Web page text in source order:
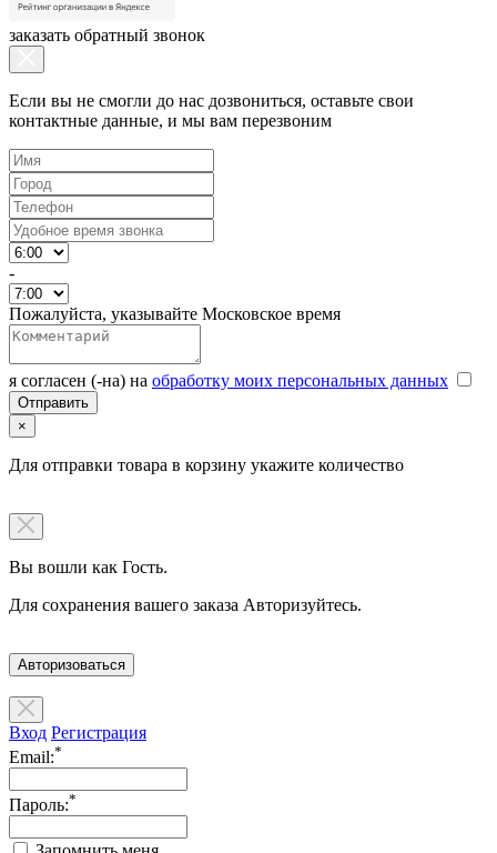
заказать обратный звонок
Если вы не смогли до нас дозвониться, оставьте свои
контактные данные, и мы вам перезвоним
-
Пожалуйста, указывайте Московское время
я согласен (-на) на обработку моих персональных данных
×
Для отправки товара в корзину укажите количество
Вы вошли как Гость.
Для сохранения вашего заказа Авторизуйтесь.
Авторизоваться
Вход Регистрация
Email:*
Пароль:*